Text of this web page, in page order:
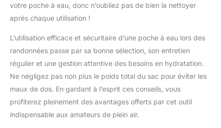
votre poche à eau, donc n’oubliez pas de bien la nettoyer
après chaque utilisation !
L’utilisation efficace et sécuritaire d’une poche à eau lors des
randonnées passe par sa bonne sélection, son entretien
régulier et une gestion attentive des besoins en hydratation.
Ne négligez pas non plus le poids total du sac pour éviter les
maux de dos. En gardant à l’esprit ces conseils, vous
profiterez pleinement des avantages offerts par cet outil
indispensable aux amateurs de plein air.